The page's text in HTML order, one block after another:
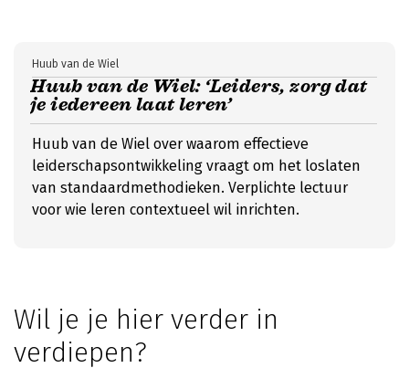
Huub van de Wiel: ‘Leiders, zorg dat
je iedereen laat leren’
Huub van de Wiel
Huub van de Wiel over waarom effectieve
leiderschapsontwikkeling vraagt om het loslaten
van standaardmethodieken. Verplichte lectuur
voor wie leren contextueel wil inrichten.
Wil je je hier verder in
verdiepen?